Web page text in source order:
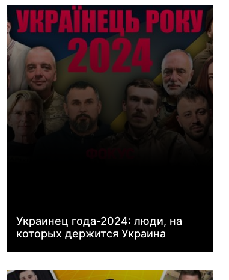
Украинец года-2024: люди, на
которых держится Украина